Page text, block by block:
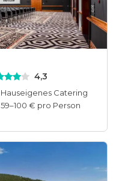
4,3
Hauseigenes Catering
59–100 € pro Person